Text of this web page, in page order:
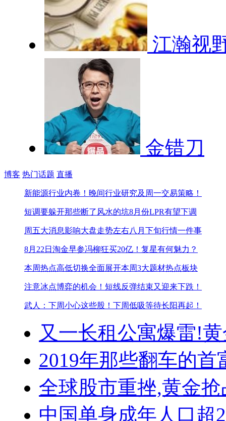
江瀚视
金错刀
博客 热门话题 直播
新能源行业内卷！ 晚间行业研究及周一交易策略！
短调要躲开那些断了风水的坑8月份LPR有望下调
周五大消息影响大盘走势左右八月下旬行情一件事
8月22日淘金早参冯柳狂买20亿！复星有何魅力？
本周热点高低切换全面展开本周3大题材热点板块
注意冰点博弈的机会！ 短线反弹结束又迎来下跌！
武人：下周小心这些股！ 下周低吸等待长阳再起！
又一长租公寓爆雷!
2019年那些翻车的首
全球股市重挫,黄金抢
中国单身成年人口超